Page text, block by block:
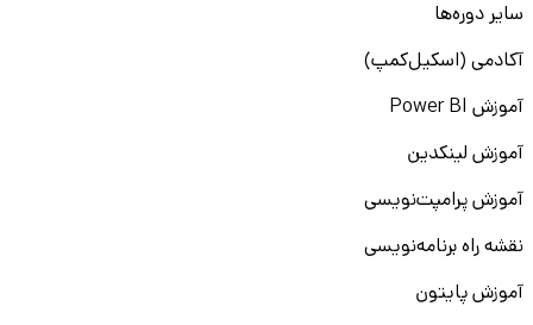
سایر دوره‌ها
آکادمی (اسکیل‌کمپ)
آموزش Power BI
آموزش لینکدین
آموزش پرامپت‌نویسی
نقشه راه برنامه‌نویسی
آموزش پایتون